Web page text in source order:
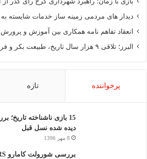
دیدار های مردمی زمینه ساز خدمات شایسته
انعقاد تفاهم نامه همکاری بین آموزش و پرورش
البرز؛ تلاقی ۹ هزار سال تاریخ، طبیعت بکر و فرهنگ ایرانی
پرخواننده تازه
15 بازی ناشناخته
دیده شده نسل قبل
8 مهر 1396